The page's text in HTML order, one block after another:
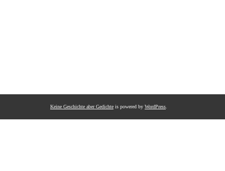
Keine Geschichte aber Gedichte is powered by WordPress